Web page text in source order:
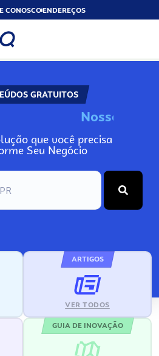
CONOSCOENDEREÇOS
GRATUITOS
No
que você precisa
Seu Negócio
ARTIGOS
VER TODOS
GUIA DE INOVAÇÃO